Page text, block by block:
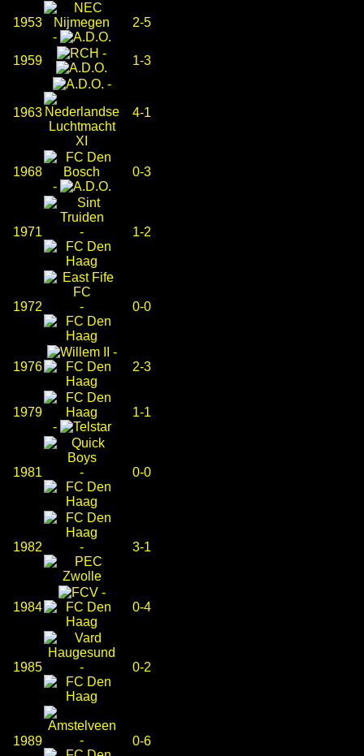
1953
-
2-5
1959
-
1-3
1963
-
4-1
1968
-
0-3
1971 - 1-2
1972 - 0-0
1976
-
2-3
1979
-
1-1
1981 - 0-0
1982 - 3-1
1984
-
0-4
1985 - 0-2
1989 - 0-6